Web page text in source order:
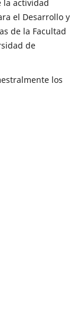
la actividad
el Desarrollo y
de la Facultad
de
los